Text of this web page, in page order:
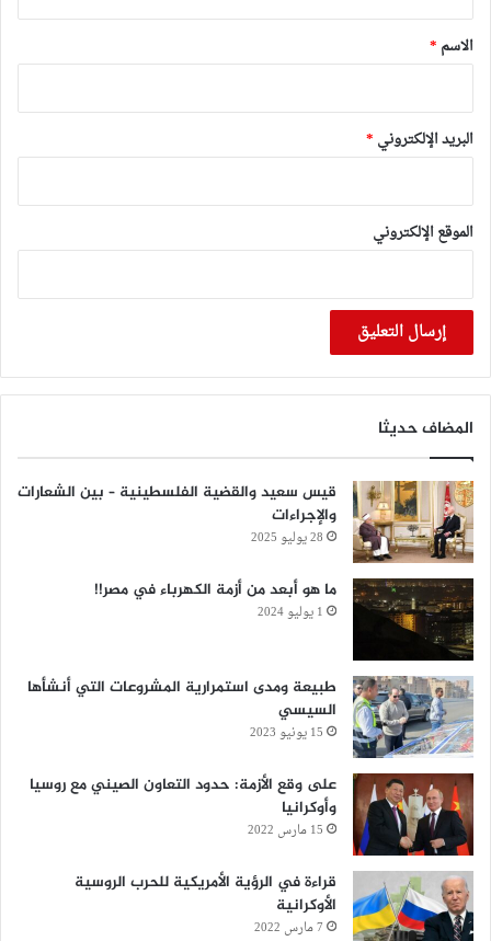
*
الاسم *
البريد الإلكتروني *
الموقع الإلكتروني
المضاف حديثا
قيس سعيد والقضية الفلسطينية – بين الشعارات
والإجراءات
28 يوليو 2025
‏ما هو أبعد من أزمة الكهرباء في مصر!!
1 يوليو 2024
طبيعة ومدى استمرارية المشروعات التي أنشأها
السيسي
15 يونيو 2023
على وقع الأزمة: حدود التعاون الصيني مع روسيا
وأوكرانيا
15 مارس 2022
قراءة في الرؤية الأمريكية للحرب الروسية
الأوكرانية
7 مارس 2022